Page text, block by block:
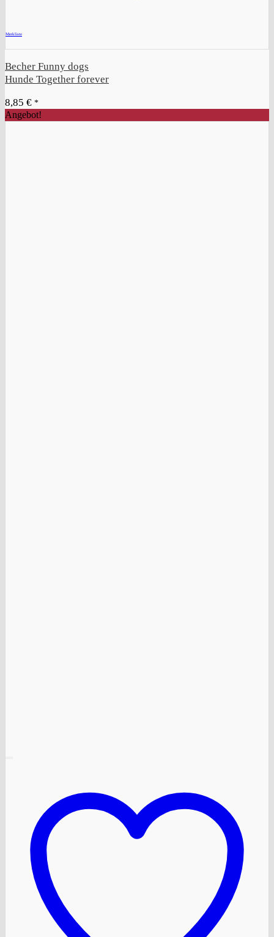
Merkliste
Becher Funny dogs
Hunde Together forever
8,85 € *
Angebot!